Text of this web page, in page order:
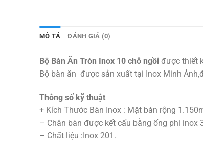
MÔ TẢ ĐÁNH GIÁ (0)
Bộ Bàn Ăn Tròn Inox 10 chỗ ngồi được thiết
Bộ bàn ăn được sản xuất tại Inox Minh
Thông số kỹ thuật
+ Kích Thước Bàn Inox : Mặt bàn rộng
– Chân bàn được kết cấu bằng ống phi inox
– Chất liệu :Inox 201.